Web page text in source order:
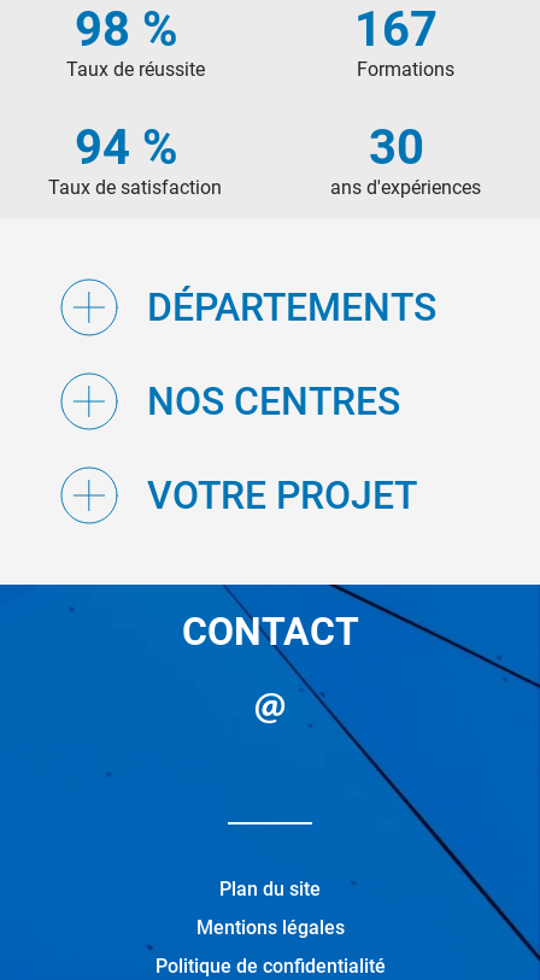
98 %
Taux de réussite
167
Formations
94 %
Taux de satisfaction
30
ans d'expériences
DÉPARTEMENTS
NOS CENTRES
VOTRE PROJET
CONTACT
Plan du site
Mentions légales
Politique de confidentialité